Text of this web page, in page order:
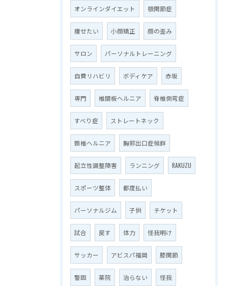
オンラインダイエット 顎関節症
痩せたい 小顔矯正 顔の歪み
サロン パーソナルトレーニング
自費リハビリ ボディケア 赤坂
専門 椎間板ヘルニア 脊椎側弯症
すべり症 ストレートネック
頚椎ヘルニア 胸郭出口症候群
起立性調整障害 ランニング RAKUZU
スポーツ整体 都度払い
パーソナルジム 子供 チケット
試合 戻す 体力 怪我明け
サッカー アビスパ福岡 膝関節
警固 薬院 治らない 怪我